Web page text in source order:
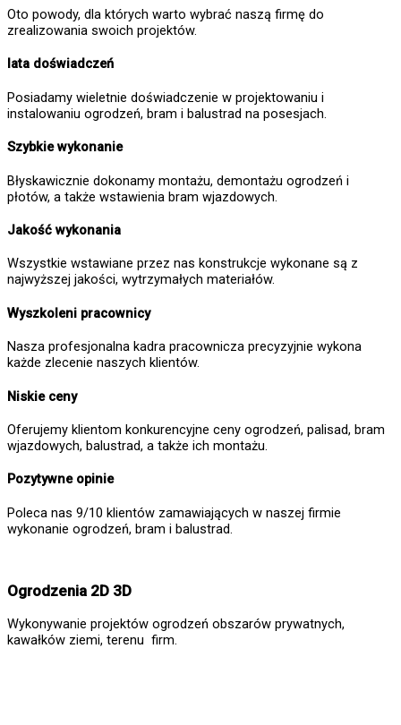
Oto powody, dla których warto wybrać naszą firmę do
zrealizowania swoich projektów.
lata doświadczeń
Posiadamy wieletnie doświadczenie w projektowaniu i
instalowaniu ogrodzeń, bram i balustrad na posesjach.
Szybkie wykonanie
Błyskawicznie dokonamy montażu, demontażu ogrodzeń i
płotów, a także wstawienia bram wjazdowych.
Jakość wykonania
Wszystkie wstawiane przez nas konstrukcje wykonane są z
najwyższej jakości, wytrzymałych materiałów.
Wyszkoleni pracownicy
Nasza profesjonalna kadra pracownicza precyzyjnie wykona
każde zlecenie naszych klientów.
Niskie ceny
Oferujemy klientom konkurencyjne ceny ogrodzeń, palisad, bram
wjazdowych, balustrad, a także ich montażu.
Pozytywne opinie
Poleca nas 9/10 klientów zamawiających w naszej firmie
wykonanie ogrodzeń, bram i balustrad.
Ogrodzenia 2D 3D
Wykonywanie projektów ogrodzeń obszarów prywatnych,
kawałków ziemi, terenu firm.